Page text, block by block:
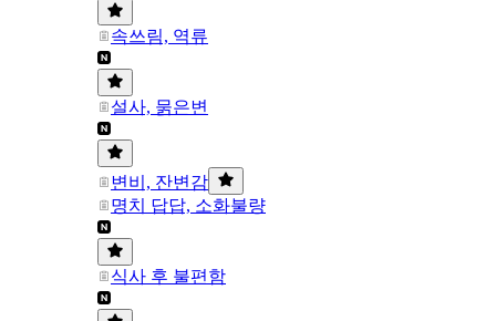
속쓰림, 역류
설사, 묽은변
변비, 잔변감
명치 답답, 소화불량
식사 후 불편함